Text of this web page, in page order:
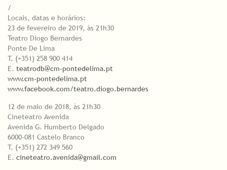
/
Locais, datas e horários:
23 de fevereiro de 2019, às 21h30
Teatro Diogo Bernardes
Ponte De Lima
T. (+351) 258 900 414
E. teatrodb@cm-pontedelima.pt
www.cm-pontedelima.pt
www.facebook.com/teatro.diogo.bernardes
12 de maio de 2018, às 21h30
Cineteatro Avenida
Avenida G. Humberto Delgado
6000-081 Castelo Branco
T. (+351) 272 349 560
E. cineteatro.avenida@gmail.com